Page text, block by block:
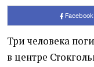
Facebook
Три человека
в центре